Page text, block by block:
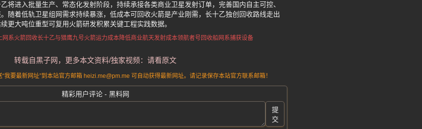
将进入批量生产、常态化发射阶段，持续承接各类商业卫星发射订单，完善国内自主可控、
随着低轨卫星组网需求持续暴涨，低成本可回收火箭是产业刚需，长十乙独创回收路线走出
更大吨位重型可复用火箭研发积累关键工程实践数据。
网系火箭回收长十乙与猎鹰九号火箭运力成本降低商业航天发射成本领航者号回收船网系捕获设备
转载自黑子网，更多本文资料/独家视频：请看原文
我要最新网址”到本站官方邮箱 heizi.me@pm.me 可自动获得最新网址。请记录保存本站官方联系邮箱！
精彩用户评论 - 黑料网
提
交